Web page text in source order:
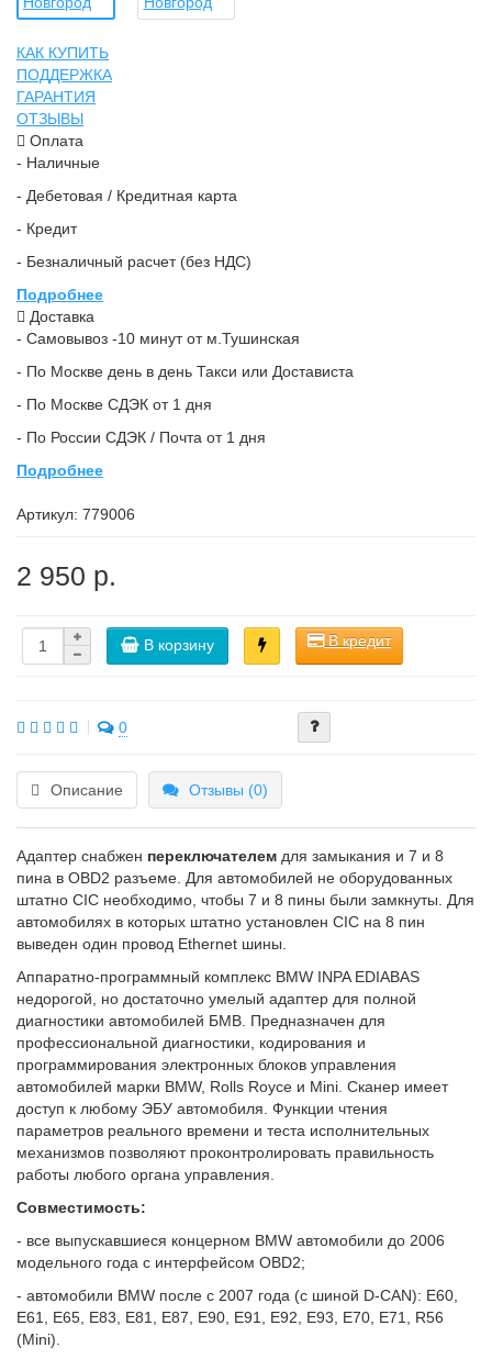
КАК КУПИТЬ
ПОДДЕРЖКА
ГАРАНТИЯ
ОТЗЫВЫ
Оплата
- Наличные
- Дебетовая / Кредитная карта
- Кредит
- Безналичный расчет (без НДС)
Подробнее
Доставка
- Самовывоз -10 минут от м.Тушинская
- По Москве день в день Такси или Достависта
- По Москве СДЭК от 1 дня
- По России СДЭК / Почта от 1 дня
Подробнее
Артикул: 779006
2 950 р.
В корзину В кредит
0
Описание Отзывы (0)
Адаптер снабжен переключателем для замыкания и 7 и 8
пина в OBD2 разъеме. Для автомобилей не оборудованных
штатно CIC необходимо, чтобы 7 и 8 пины были замкнуты. Для
автомобилях в которых штатно установлен CIC на 8 пин
выведен один провод Ethernet шины.
Аппаратно-программный комплекс BMW INPA EDIABAS
недорогой, но достаточно умелый адаптер для полной
диагностики автомобилей БМВ. Предназначен для
профессиональной диагностики, кодирования и
программирования электронных блоков управления
автомобилей марки BMW, Rolls Royce и Mini. Сканер имеет
доступ к любому ЭБУ автомобиля. Функции чтения
параметров реального времени и теста исполнительных
механизмов позволяют проконтролировать правильность
работы любого органа управления.
Совместимость:
- все выпускавшиеся концерном BMW автомобили до 2006
модельного года с интерфейсом OBD2;
- автомобили BMW после с 2007 года (с шиной D-CAN): E60,
E61, E65, E83, E81, E87, E90, E91, E92, E93, E70, E71, R56
(Mini).